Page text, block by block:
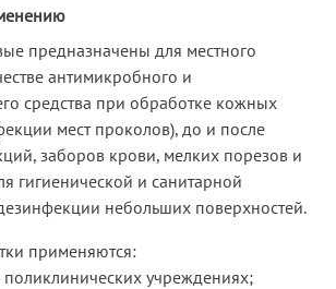
предназначены для местного
антимикробного и
средства при обработке кожных
мест проколов), до и после
заборов крови, мелких порезов и
гигиенической и санитарной
небольших поверхностей.
применяются:
поликлинических учреждениях;